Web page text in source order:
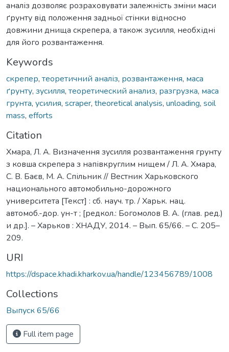
аналіз дозволяє розраховувати залежність зміни маси
ґрунту від положення задньої стінки відносно
довжини днища скрепера, а також зусилля, необхідні
для його розвантаження.
Keywords
скрепер, теоретичний аналіз, розвантаження, маса
ґрунту, зусилля, теоретический анализ, разгрузка, маса
грунта, усилия, scraper, theoretical analysis, unloading, soil
mass, efforts
Citation
Хмара, Л. А. Визначення зусилля розвантаження грунту
з ковша скрепера з напівкруглим нищем / Л. А. Хмара,
С. В. Баєв, М. А. Спільник // Вестник Харьковского
национального автомобильно-дорожного
университета [Текст] : сб. науч. тр. / Харьк. нац.
автомоб.-дор. ун-т ; [редкол.: Богомолов В. А. (глав. ред.)
и др.]. – Харьков : ХНАДУ, 2014. – Вып. 65/66. – C. 205–
209.
URI
https://dspace.khadi.kharkov.ua/handle/123456789/1008
Collections
Выпуск 65/66
Full item page